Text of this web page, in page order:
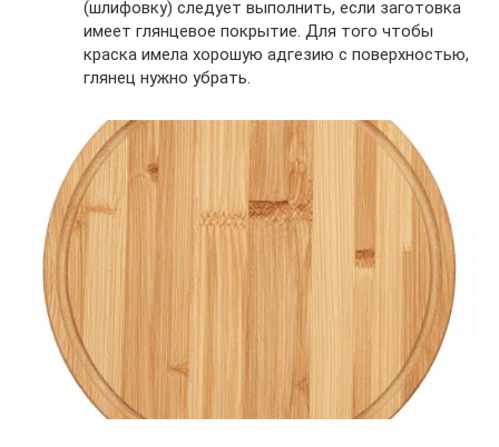
(шлифовку) следует выполнить, если заготовка
имеет глянцевое покрытие. Для того чтобы
краска имела хорошую адгезию с поверхностью,
глянец нужно убрать.